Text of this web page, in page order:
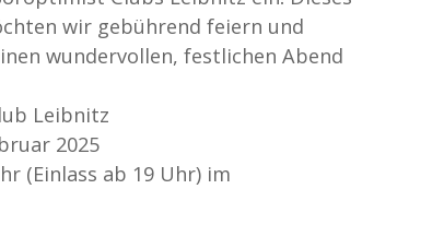
wir gebührend feiern und
wundervollen, festlichen Abend
Leibnitz
2025
(Einlass ab 19 Uhr) im